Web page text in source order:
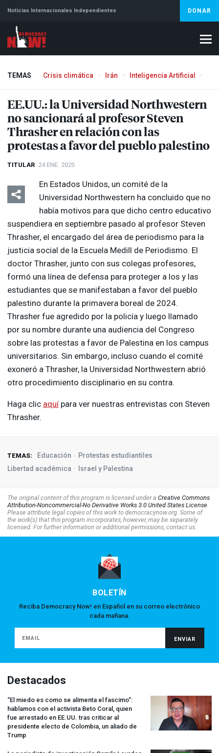
Noticias Internacionales Independientes DONAR
TEMAS Crisis climática Irán Inteligencia Artificial
EE.UU.: la Universidad Northwestern
no sancionará al profesor Steven
Thrasher en relación con las
protestas a favor del pueblo palestino
TITULAR 24 ENE. 2025
En Estados Unidos, un comité de la
Universidad Northwestern ha concluido que no
había motivos para que dicho centro educativo
suspendiera en septiembre pasado al profesor Steven
Thrasher, el encargado del área de periodismo para la
justicia social de la Escuela Medill de Periodismo. El
doctor Thrasher, junto con sus colegas profesores,
formó una línea de defensa para proteger a los y las
estudiantes que se manifestaban a favor del pueblo
palestino durante la primavera boreal de 2024.
Thrasher fue agredido por la policía y luego llamado
por su nombre durante una audiencia del Congreso
sobre las protestas a favor de Palestina en los campus
universitarios. Sin embargo, incluso cuando el comité
exoneró a Thrasher, la Universidad Northwestern abrió
otro procedimiento disciplinario en su contra.
Haga clic aquí para ver nuestras entrevistas con Steven
Thrasher.
TEMAS: Educación
Protestas estudiantiles
Libertad académica
Israel y Palestina
The original content of this program is licensed under a Creative Commons
Attribution-Noncommercial-No Derivative Works 3.0 United States License.
Please attribute legal copies of this work to democracynow.org. Some of
the work(s) that this program incorporates, however, may be separately
licensed. For further information or additional permissions, contact us.
BOLETÍN
Reciba Democracy Now! en Español en su correo electrónico
cada mañana.
Destacados
“El miedo es como se alimenta el fascimo”:
hablamos con el activista Beto Coral, quien
fue arrestado en EE.UU. tras criticar al
presidente electo de Colombia, un aliado de
Trump